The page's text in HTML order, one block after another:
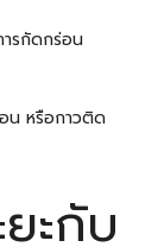
รกัดกร่อน
น หรือกาวติด
ะกับ